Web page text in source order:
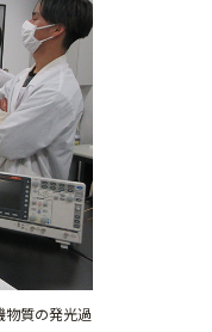
物質の発光過